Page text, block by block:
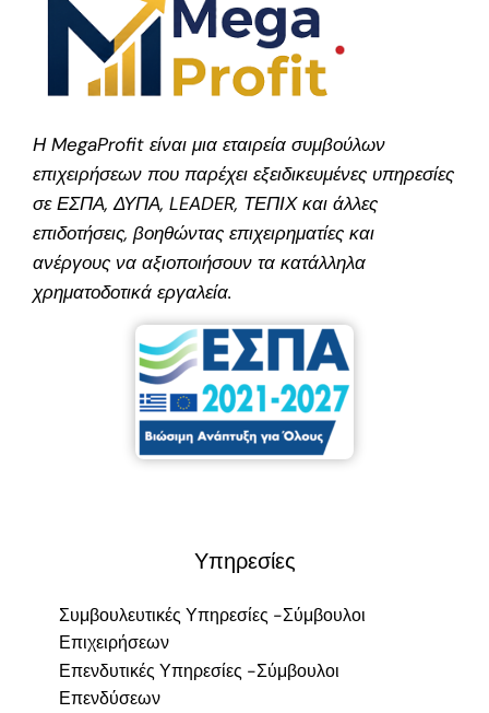
Η MegaProfit είναι μια εταιρεία συμβούλων
επιχειρήσεων που παρέχει εξειδικευμένες υπηρεσίες
σε ΕΣΠΑ, ΔΥΠΑ, LEADER, ΤΕΠΙΧ και άλλες
επιδοτήσεις, βοηθώντας επιχειρηματίες και
ανέργους να αξιοποιήσουν τα κατάλληλα
χρηματοδοτικά εργαλεία.
Υπηρεσίες
Συμβουλευτικές Υπηρεσίες -Σύμβουλοι
Επιχειρήσεων
Επενδυτικές Υπηρεσίες -Σύμβουλοι
Επενδύσεων